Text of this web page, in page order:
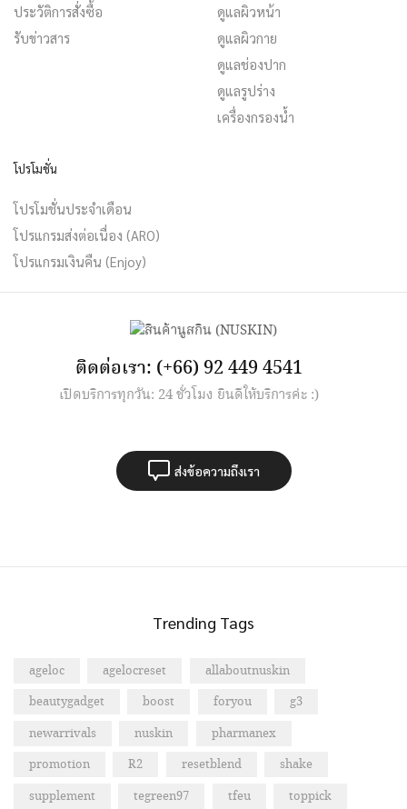
ประวัติการสั่งซื้อ
รับข่าวสาร
ดูแลผิวหน้า
ดูแลผิวกาย
ดูแลช่องปาก
ดูแลรูปร่าง
เครื่องกรองน้ำ
โปรโมชั่น
โปรโมชั่นประจำเดือน
โปรแกรมส่งต่อเนื่อง (ARO)
โปรแกรมเงินคืน (Enjoy)
ติดต่อเรา: (+66) 92 449 4541
เปิดบริการทุกวัน: 24 ชั่วโมง ยินดีให้บริการค่ะ :)
ส่งข้อความถึงเรา
Trending Tags
ageloc agelocreset
allaboutnuskin
beautygadget
boost foryou
g3
newarrivals
nuskin
pharmanex
promotion
R2 resetblend
shake
supplement
tegreen97 tfeu toppick